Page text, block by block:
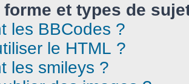
forme et types de
les BBCodes ?
le HTML ?
les smileys ?